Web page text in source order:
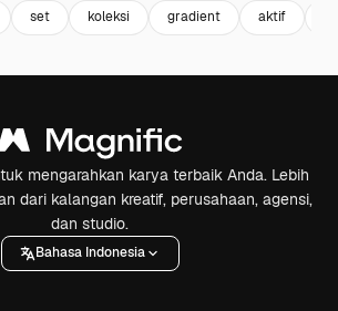
set koleksi gradient aktif
mengarahkan karya terbaik Anda. Lebih
dari kalangan kreatif, perusahaan, agensi,
dan studio.
Bahasa Indonesia